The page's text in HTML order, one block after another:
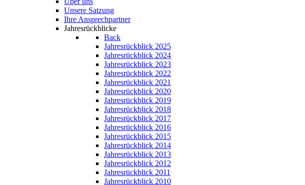
Unsere Satzung
Ihre Ansprechpartner
Jahresrückblicke
Back
Jahresrückblick 2025
Jahresrückblick 2024
Jahresrückblick 2023
Jahresrückblick 2022
Jahresrückblick 2021
Jahresrückblick 2020
Jahresrückblick 2019
Jahresrückblick 2018
Jahresrückblick 2017
Jahresrückblick 2016
Jahresrückblick 2015
Jahresrückblick 2014
Jahresrückblick 2013
Jahresrückblick 2012
Jahresrückblick 2011
Jahresrückblick 2010